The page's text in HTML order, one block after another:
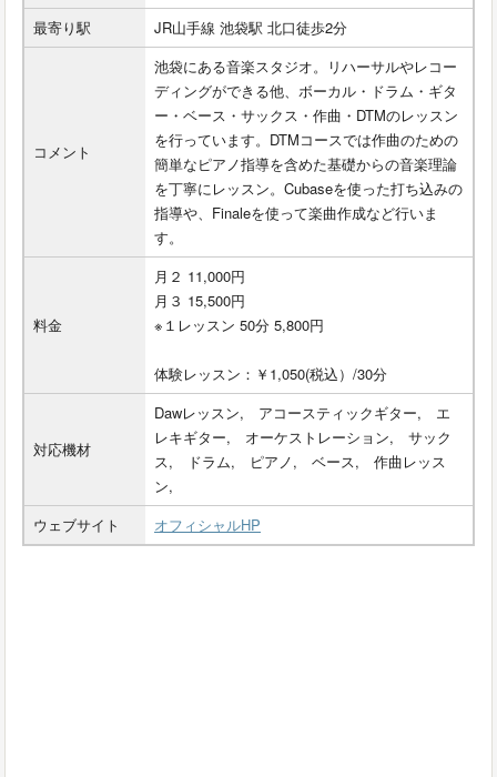
最寄り駅
JR山手線 池袋駅 北口徒歩2分
コメント
池袋にある音楽スタジオ。リハーサルやレコー
ディングができる他、ボーカル・ドラム・ギタ
ー・ベース・サックス・作曲・DTMのレッスン
を行っています。DTMコースでは作曲のための
簡単なピアノ指導を含めた基礎からの音楽理論
を丁寧にレッスン。Cubaseを使った打ち込みの
指導や、Finaleを使って楽曲作成など行いま
す。
料金
月２ 11,000円
月３ 15,500円
※１レッスン 50分 5,800円
体験レッスン：￥1,050(税込）/30分
対応機材
Dawレッスン, アコースティックギター, エ
レキギター, オーケストレーション, サック
ス, ドラム, ピアノ, ベース, 作曲レッス
ン,
ウェブサイト
オフィシャルHP